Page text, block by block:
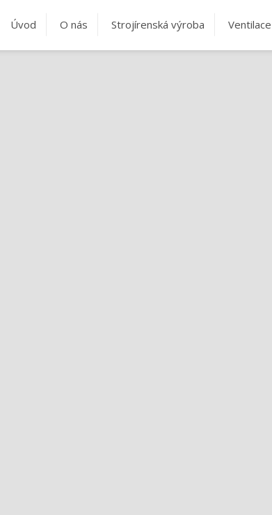
Úvod O nás Strojírenská výroba Ventilace